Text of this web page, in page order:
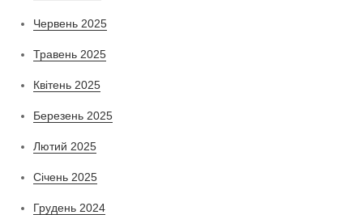
Червень 2025
Травень 2025
Квітень 2025
Березень 2025
Лютий 2025
Січень 2025
Грудень 2024